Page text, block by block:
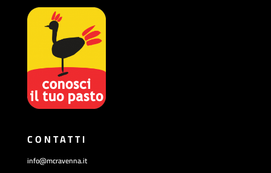
CONTATTI
info@mcravenna.it